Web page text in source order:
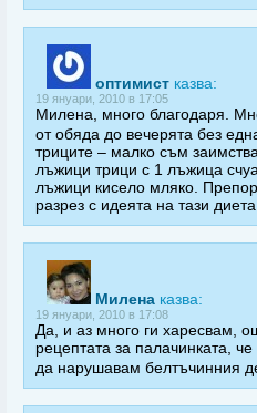
оптимист казва:
19 януари, 2010 в 17:05
Милена, много благодаря.
от обяда до вечерята без
триците – малко съм
лъжици трици с 1 лъжица
лъжици кисело мляко.
разрез с идеята на тази
Милена казва:
19 януари, 2010 в 17:08
Да, и аз много ги харесвам,
рецептата за палачинката,
да нарушавам белтъчинния